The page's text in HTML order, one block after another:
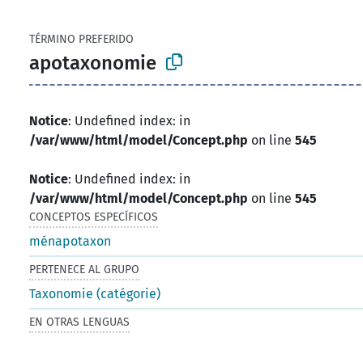
TÉRMINO PREFERIDO
apotaxonomie
Notice: Undefined index: in
/var/www/html/model/Concept.php on line545
Notice: Undefined index: in
/var/www/html/model/Concept.php on line545
CONCEPTOS ESPECÍFICOS
ménapotaxon
PERTENECE AL GRUPO
Taxonomie (catégorie)
EN OTRAS LENGUAS